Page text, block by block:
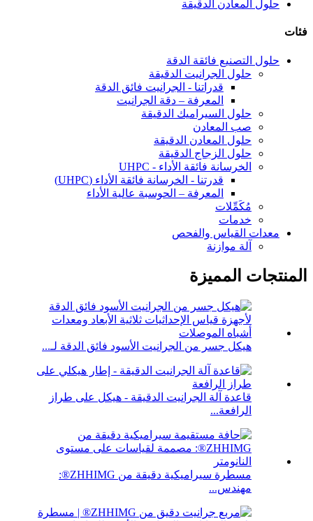
حلول المعادن الدقيقة
فئات
حلول التصنيع فائقة الدقة
حلول الجرانيت الدقيقة
قدراتنا - الجرانيت فائق الدقة
المعرفة – دقة الجرانيت
حلول السيراميك الدقيقة
صب المعادن
حلول المعادن الدقيقة
حلول الزجاج الدقيقة
الخرسانة فائقة الأداء - UHPC
قدرتنا - الخرسانة فائقة الأداء (UHPC)
المعرفة – الحوسبة عالية الأداء
مُكَمِّلات
خدمات
معدات القياس والفحص
آلة موازنة
المنتجات المميزة
هيكل جسر من الجرانيت الأسود فائق الدقة لـ...
قاعدة آلة الجرانيت الدقيقة - هيكل على طراز
الرافعة...
مسطرة سيراميكية دقيقة من ZHHIMG®:
مهندس...